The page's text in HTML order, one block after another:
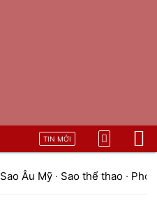
TIN MỚI
Sao Âu Mỹ · Sao thể thao ·